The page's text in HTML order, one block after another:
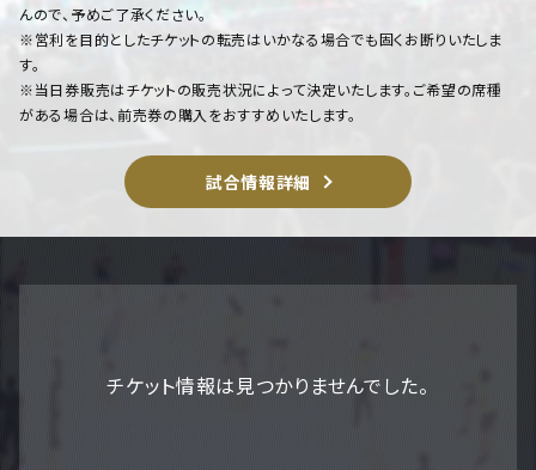
んので、予めご了承ください。
※営利を目的としたチケットの転売はいかなる場合でも固くお断りいたしま
す。
※当日券販売はチケットの販売状況によって決定いたします。ご希望の席種
がある場合は、前売券の購入をおすすめいたします。
試合情報詳細
チケット情報は見つかりませんでした。